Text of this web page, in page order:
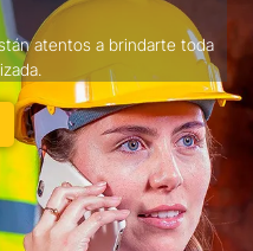
atentos a brindarte toda